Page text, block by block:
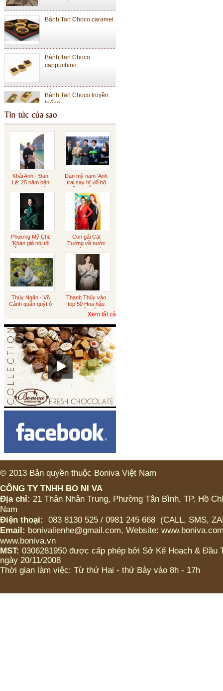
cappuchino
thống
Bánh Cheese Tart Nhỏ
Sôcôla Gianduja
Sôcôla rắc vàng
Sôcôla vỏ cam
Sôcôla Theo Yêu Cầu
Khách Hàng
Theo Yêu Cầu
Hạt sen
ICED CHOCO MOKA LY
LỚN (CÓ TRÂN CHÂU
HOẶC KHÔNG)
ICED CHOCO MOKA LY
HOẶC KHÔNG)
ICED CHOCO LY LỚN
(CÓ TRÂN CHÂU HOẶC
KHÔNG)
Khải Anh - Đan
Lê: 25 năm bên
nhau ngọt ngào
Dàn mỹ nam 'Anh
trai say hi' đổ bộ
buổi ra mắt phim
Phương Mỹ Chi:
'Khán giả nói tôi
diễn sượng cũng
Con gái Cát
Tường về nước
xin việc sau tám
năm du học
Australia
Thúy Ngân - Võ
Cảnh quấn quýt ở
Đà Lạt
Thanh Thủy vào
top 50 Hoa hậu
đẹp nhất thế giới
Xem tất cả
© 2013 Bản quyền thuộc Boniva Việt Nam
CÔNG TY TNHH BO NI VA
Địa chỉ: 21 Thân Nhân Trung, Phường Tân Bình, TP. Hồ
Nam
Điện thoại:
083 8130 525 / 0981 245 668 (CALL, SMS,
Email: bonivalienhe@gmail.com, Website:
www.boniva.vn
MST: 0306281950 được cấp phép bởi Sở Kế Hoạch & Đầu
ngày 20/11/2008
Thời gian làm việc: Từ thứ Hai - thứ Bảy vào 8h - 17h